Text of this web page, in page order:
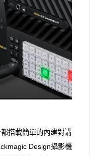
搭載簡單的內建對講
Design攝影機